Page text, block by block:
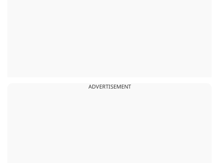
ADVERTISEMENT